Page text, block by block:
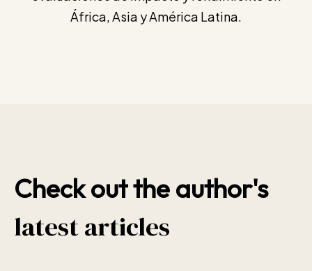
África, Asia y América Latina.
Check out the author's
latest articles